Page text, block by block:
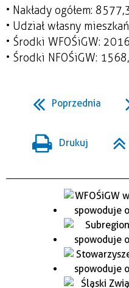
• Nakłady ogółem: 8
• Udział własny
• Środki WFOŚiGW: 2
• Środki NFOŚiGW: 1
Poprzednia
Drukuj